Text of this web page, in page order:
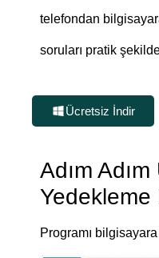
telefondan
soruları pratik
Ücretsiz İndir
Adım
Yedekleme
Programı